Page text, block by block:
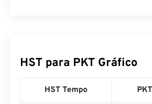
HST para PKT Gráfico
HST Tempo